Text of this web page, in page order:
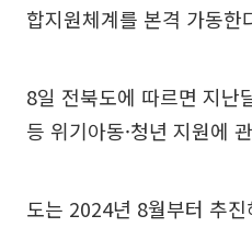
합지원체계를 본격 가동한
8일 전북도에 따르면 지난
등 위기아동·청년 지원에
도는 2024년 8월부터 추